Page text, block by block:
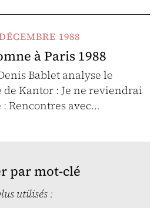
1988
à Paris 1988
Bablet analyse le
Kantor : Je ne reviendrai
Rencontres avec…
par mot-clé
utilisés :